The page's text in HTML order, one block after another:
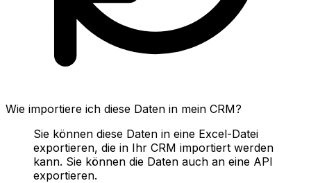
Wie importiere ich diese Daten in mein CRM?
Sie können diese Daten in eine Excel-Datei
exportieren, die in Ihr CRM importiert werden
kann. Sie können die Daten auch an eine API
exportieren.